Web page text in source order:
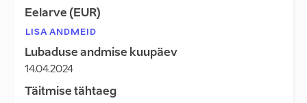
Eelarve (EUR)
LISA ANDMEID
Lubaduse andmise kuupäev
14.04.2024
Täitmise tähtaeg